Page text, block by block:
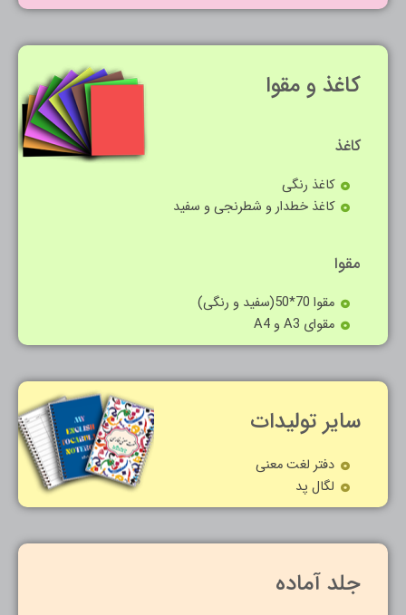
کاغذ و مقوا
کاغذ
کاغذ رنگی
کاغذ خطدار و شطرنجی و سفید
مقوا
مقوا 70*50(سفید و رنگی)
مقوای A3 و A4
سایر تولیدات
دفتر لغت معنی
لگال پد
جلد آماده